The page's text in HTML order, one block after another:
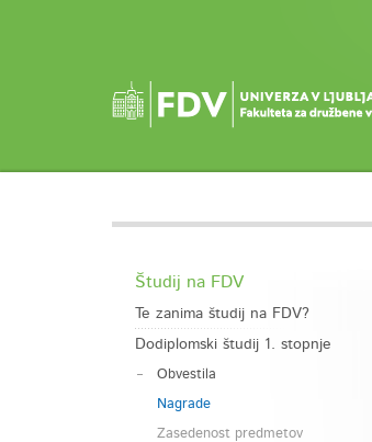
Študij na FDV
Te zanima študij na FDV?
Dodiplomski študij 1. stopnje
Obvestila
Nagrade
Zasedenost predmetov